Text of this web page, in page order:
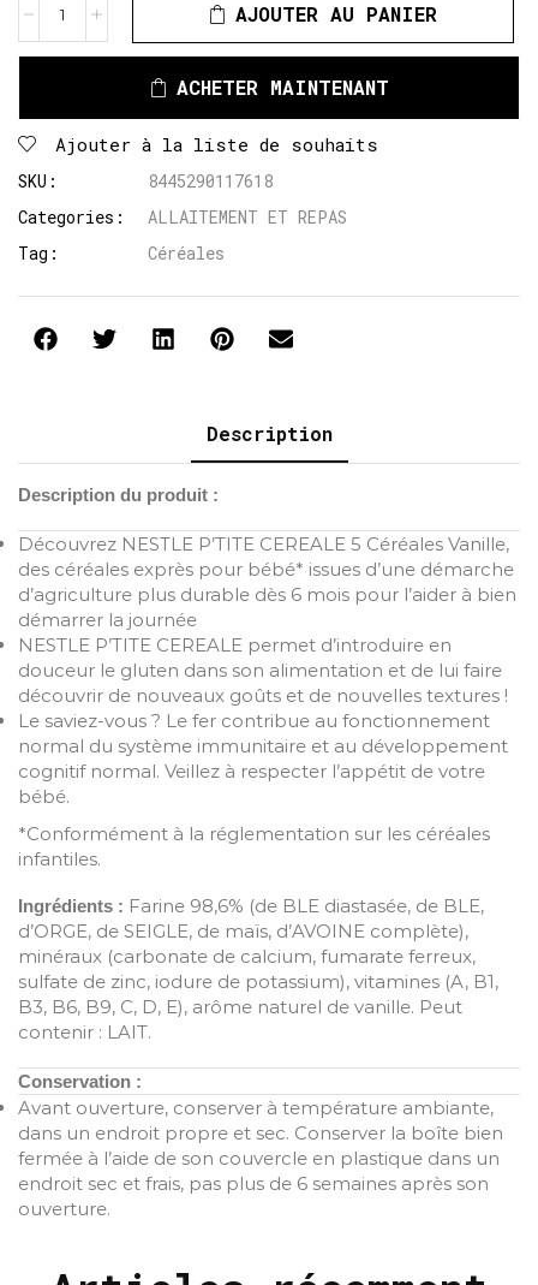
AJOUTER AU PANIER
ACHETER MAINTENANT
Ajouter à la liste de souhaits
SKU:
8445290117618
Categories:
ALLAITEMENT ET REPAS
Tag:
Céréales
Description
Description du produit :
Découvrez NESTLE P’TITE CEREALE 5 Céréales Vanille,
des céréales exprès pour bébé* issues d’une démarche
d’agriculture plus durable dès 6 mois pour l’aider à bien
démarrer la journée
NESTLE P’TITE CEREALE permet d’introduire en
douceur le gluten dans son alimentation et de lui faire
découvrir de nouveaux goûts et de nouvelles textures !
Le saviez-vous ? Le fer contribue au fonctionnement
normal du système immunitaire et au développement
cognitif normal. Veillez à respecter l’appétit de votre
bébé.
*Conformément à la réglementation sur les céréales
infantiles.
Ingrédients : Farine 98,6% (de BLE diastasée, de BLE,
d’ORGE, de SEIGLE, de maïs, d’AVOINE complète),
minéraux (carbonate de calcium, fumarate ferreux,
sulfate de zinc, iodure de potassium), vitamines (A, B1,
B3, B6, B9, C, D, E), arôme naturel de vanille. Peut
contenir : LAIT.
Conservation :
Avant ouverture, conserver à température ambiante,
dans un endroit propre et sec. Conserver la boîte bien
fermée à l’aide de son couvercle en plastique dans un
endroit sec et frais, pas plus de 6 semaines après son
ouverture.